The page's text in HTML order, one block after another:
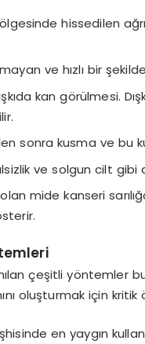
hissedilen
ve hızlı bir
kan görülmesi.
sonra kusma ve bu
ve solgun cilt
olan mide kanseri
çeşitli yöntemler
oluşturmak için
en yaygın